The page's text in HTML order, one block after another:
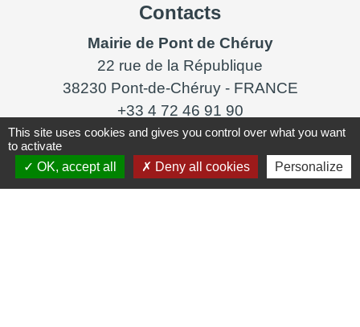
Contacts
Mairie de Pont de Chéruy
22 rue de la République
38230 Pont-de-Chéruy - FRANCE
+33 4 72 46 91 90
Nous contacter
This site uses cookies and gives you control over what you want
to activate
OK, accept all
Deny all cookies Personalize